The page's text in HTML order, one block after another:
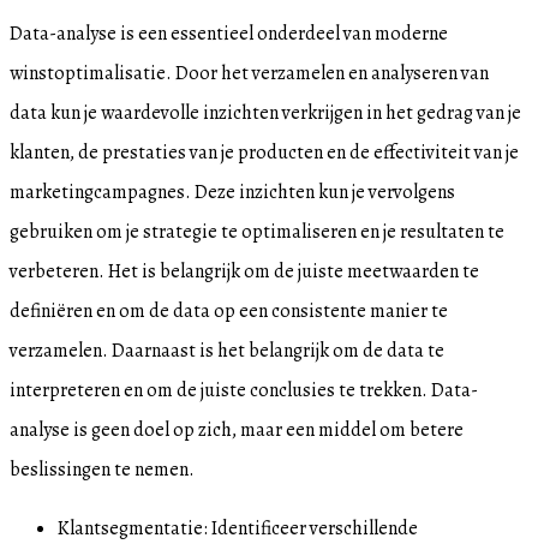
Data-analyse is een essentieel onderdeel van moderne
winstoptimalisatie. Door het verzamelen en analyseren van
data kun je waardevolle inzichten verkrijgen in het gedrag van je
klanten, de prestaties van je producten en de effectiviteit van je
marketingcampagnes. Deze inzichten kun je vervolgens
gebruiken om je strategie te optimaliseren en je resultaten te
verbeteren. Het is belangrijk om de juiste meetwaarden te
definiëren en om de data op een consistente manier te
verzamelen. Daarnaast is het belangrijk om de data te
interpreteren en om de juiste conclusies te trekken. Data-
analyse is geen doel op zich, maar een middel om betere
beslissingen te nemen.
Klantsegmentatie: Identificeer verschillende